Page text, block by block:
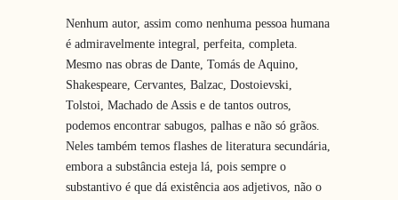
Nenhum autor, assim como nenhuma pessoa humana
é admiravelmente integral, perfeita, completa.
Mesmo nas obras de Dante, Tomás de Aquino,
Shakespeare, Cervantes, Balzac, Dostoievski,
Tolstoi, Machado de Assis e de tantos outros,
podemos encontrar sabugos, palhas e não só grãos.
Neles também temos flashes de literatura secundária,
embora a substância esteja lá, pois sempre o
substantivo é que dá existência aos adjetivos, não o